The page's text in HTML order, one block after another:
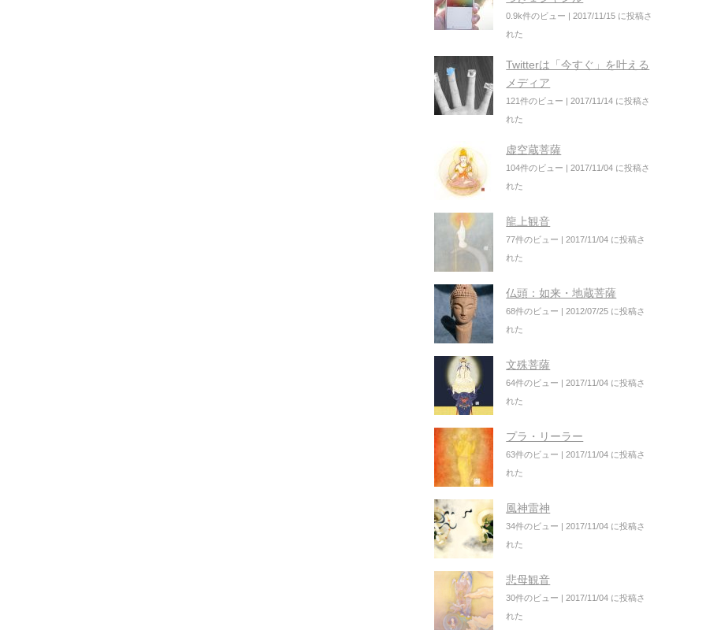
0.9k件のビュー |2017/11/15 に投稿さ
れた
Twitterは「今すぐ」を叶える
メディア
121件のビュー |2017/11/14 に投稿さ
れた
虚空蔵菩薩
104件のビュー |2017/11/04 に投稿さ
れた
龍上観音
77件のビュー |2017/11/04 に投稿さ
れた
仏頭：如来・地蔵菩薩
68件のビュー |2012/07/25 に投稿さ
れた
文殊菩薩
64件のビュー |2017/11/04 に投稿さ
れた
プラ・リーラー
63件のビュー |2017/11/04 に投稿さ
れた
風神雷神
34件のビュー |2017/11/04 に投稿さ
れた
悲母観音
30件のビュー |2017/11/04 に投稿さ
れた